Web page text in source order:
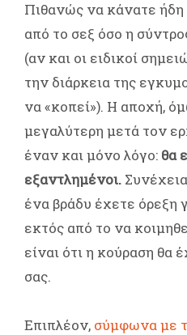
Πιθανώς να κάνατε
από το σεξ όσο η
(αν και οι ειδικοί
την διάρκεια της
να «κοπεί»). Η αποχή,
μεγαλύτερη μετά τον
έναν και μόνο λόγο: θα
εξαντλημένοι.
ένα βράδυ έχετε όρεξη
εκτός από το να
είναι ότι η κούραση θα
σας.
Επιπλέον, σύμφωνα με